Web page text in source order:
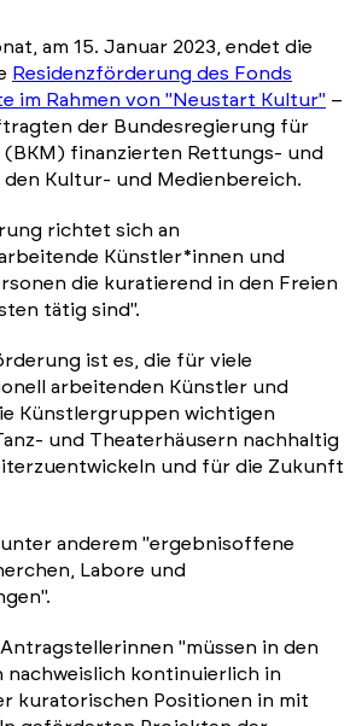
am 15. Januar 2023, endet die
Residenzförderung des Fonds
im Rahmen von "Neustart Kultur" –
der Bundesregierung für
(BKM) finanzierten Rettungs- und
Kultur- und Medienbereich.
richtet sich an
Künstler*innen und
die kuratierend in den Freien
tätig sind".
ist es, die für viele
arbeitenden Künstler und
Künstlergruppen wichtigen
und Theaterhäusern nachhaltig
und für die Zukunft
anderem "ergebnisoffene
Labore und
"müssen in den
nachweislich kontinuierlich in
kuratorischen Positionen in mit